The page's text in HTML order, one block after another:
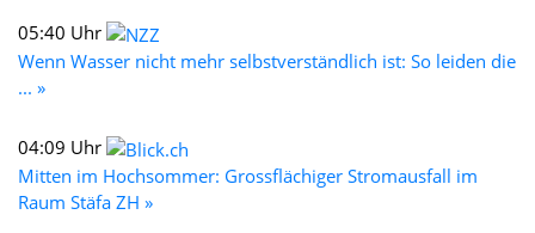
05:40 Uhr
Wenn Wasser nicht mehr selbstverständlich ist: So leiden die
... »
04:09 Uhr
Mitten im Hochsommer: Grossflächiger Stromausfall im
Raum Stäfa ZH »